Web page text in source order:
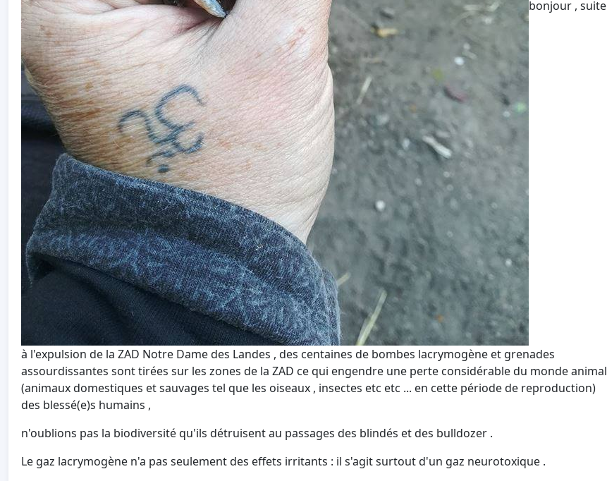
bonjour , suite
à l'expulsion de la ZAD Notre Dame des Landes , des centaines de bombes lacrymogène et grenades
assourdissantes sont tirées sur les zones de la ZAD ce qui engendre une perte considérable du monde animal
(animaux domestiques et sauvages tel que les oiseaux , insectes etc etc ... en cette période de reproduction)
des blessé(e)s humains ,
n'oublions pas la biodiversité qu'ils détruisent au passages des blindés et des bulldozer .
Le gaz lacrymogène n'a pas seulement des effets irritants : il s'agit surtout d'un gaz neurotoxique .